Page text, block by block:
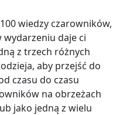
wiedzy czarowników,
wydarzeniu daje ci
z trzech różnych
aby przejść do
czasu do czasu
na obrzeżach
jako jedną z wielu